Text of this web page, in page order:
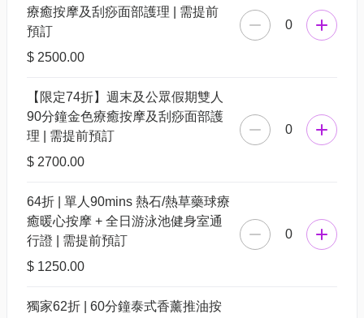
療癒按摩及刮痧面部護理 | 需提前
預訂
$ 2500.00
0
【限定74折】週末及公眾假期雙人
90分鐘金色療癒按摩及刮痧面部護
理 | 需提前預訂
$ 2700.00
0
64折 | 單人90mins 熱石/熱草藥球療
癒暖心按摩 + 全日游泳池健身室通
行證 | 需提前預訂
$ 1250.00
0
獨家62折 | 60分鐘泰式香薰推油按